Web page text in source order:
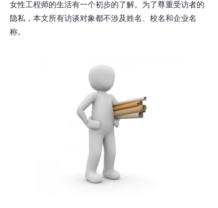
女性工程师的生活有一个初步的了解。为了尊重受访者的
隐私，本文所有访谈对象都不涉及姓名、校名和企业名
称。